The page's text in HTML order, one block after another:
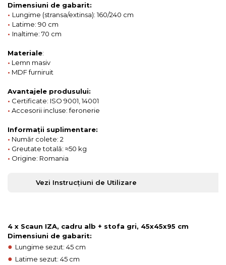
Dimensiuni de gabarit:
• Lungime (stransa/extinsa): 160/240 cm
• Latime: 90 cm
• Inaltime: 70 cm
Materiale:
• Lemn masiv
• MDF furniruit
Avantajele produsului:
• Certificate: ISO 9001, 14001
• Accesorii incluse: feronerie
Informații suplimentare:
• Număr colete: 2
• Greutate totală: ≈50 kg
• Origine: Romania
Vezi Instrucțiuni de Utilizare
4 x Scaun IZA, cadru alb + stofa gri, 45x45x95 cm
Dimensiuni de gabarit:
● Lungime sezut: 45 cm
● Latime sezut: 45 cm